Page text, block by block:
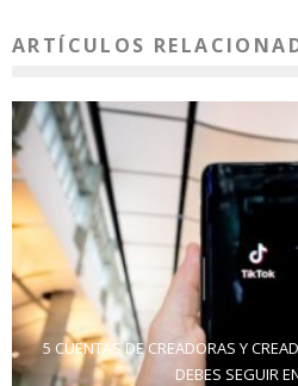
ARTÍCULOS
5 CUENTAS DE CREADORAS Y
DEBES SEGUIR